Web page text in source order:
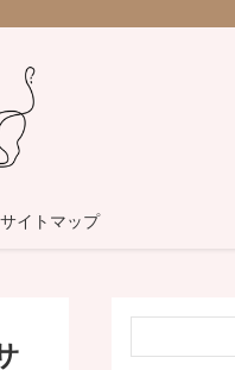
サイトマップ